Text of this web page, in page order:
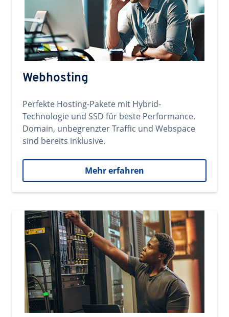
Webhosting
Perfekte Hosting-Pakete mit Hybrid-
Technologie und SSD für beste Performance.
Domain, unbegrenzter Traffic und Webspace
sind bereits inklusive.
Mehr erfahren